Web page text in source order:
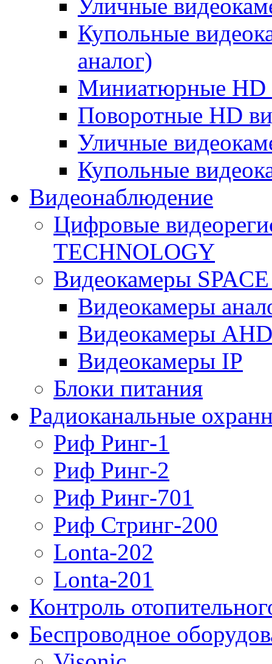
Уличные
Купольные
аналог)
Миниатюрные HD
Поворотные HD
Уличные
Купольные
Видеонаблюдение
Цифровые
TECHNOLOGY
Видеокамеры
Видеокамеры
Видеокамеры AHD
Видеокамеры IP
Блоки питания
Радиоканальные
Риф Ринг-1
Риф Ринг-2
Риф Ринг-701
Риф Стринг-200
Lonta-202
Lonta-201
Контроль
Беспроводное